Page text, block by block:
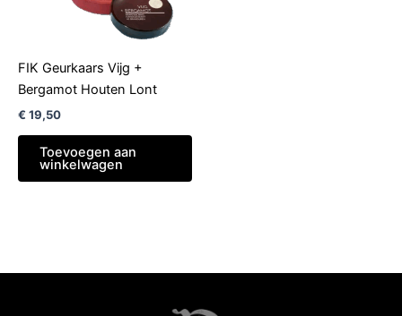
FIK Geurkaars Vijg +
Bergamot Houten Lont
€ 19,50
Toevoegen aan
winkelwagen